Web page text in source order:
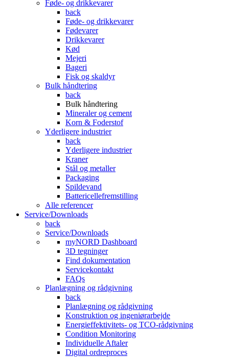
Føde- og drikkevarer
back
Føde- og drikkevarer
Fødevarer
Drikkevarer
Kød
Mejeri
Bageri
Fisk og skaldyr
Bulk håndtering
back
Bulk håndtering
Mineraler og cement
Korn & Foderstof
Yderligere industrier
back
Yderligere industrier
Kraner
Stål og metaller
Packaging
Spildevand
Battericellefremstilling
Alle referencer
Service/Downloads
back
Service/Downloads
myNORD Dashboard
3D tegninger
Find dokumentation
Servicekontakt
FAQs
Planlægning og rådgivning
back
Planlægning og rådgivning
Konstruktion og ingeniørarbejde
Energieffektivitets- og TCO-rådgivning
Condition Monitoring
Individuelle Aftaler
Digital ordreproces